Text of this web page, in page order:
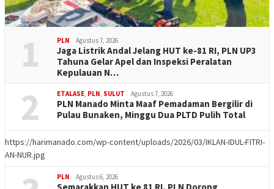
1 PLN Agustus 7, 2026
Jaga Listrik Andal Jelang HUT ke-81 RI, PLN UP3
Tahuna Gelar Apel dan Inspeksi Peralatan
Kepulauan N…
2 ETALASE, PLN, SULUT Agustus 7, 2026
PLN Manado Minta Maaf Pemadaman Bergilir di
Pulau Bunaken, Minggu Dua PLTD Pulih Total
https://harimanado.com/wp-content/uploads/2026/03/IKLAN-IDUL-FITRI-
AN-NUR.jpg
PLN Agustus 6, 2026